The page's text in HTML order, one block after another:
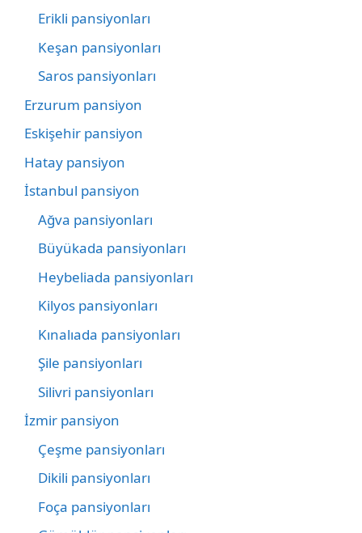
Erikli pansiyonları
Keşan pansiyonları
Saros pansiyonları
Erzurum pansiyon
Eskişehir pansiyon
Hatay pansiyon
İstanbul pansiyon
Ağva pansiyonları
Büyükada pansiyonları
Heybeliada pansiyonları
Kilyos pansiyonları
Kınalıada pansiyonları
Şile pansiyonları
Silivri pansiyonları
İzmir pansiyon
Çeşme pansiyonları
Dikili pansiyonları
Foça pansiyonları